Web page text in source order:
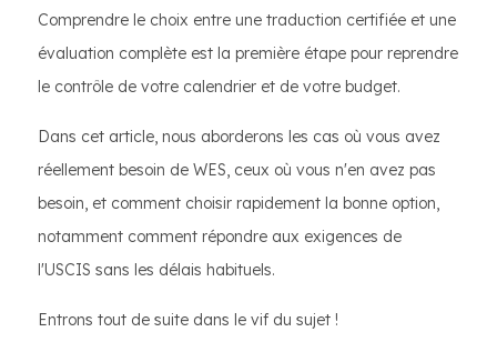
Comprendre le choix entre une traduction certifiée et une
évaluation complète est la première étape pour reprendre
le contrôle de votre calendrier et de votre budget.
Dans cet article, nous aborderons les cas où vous avez
réellement besoin de WES, ceux où vous n'en avez pas
besoin, et comment choisir rapidement la bonne option,
notamment comment répondre aux exigences de
l'USCIS sans les délais habituels.
Entrons tout de suite dans le vif du sujet !